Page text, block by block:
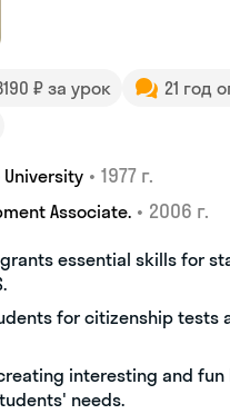
₽ за урок
21 год
• 1977 г.
Associate. • 2006 г.
essential skills for
for citizenship tests
interesting and fun
needs.